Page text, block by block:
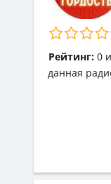
Рейтинг: 0
данная